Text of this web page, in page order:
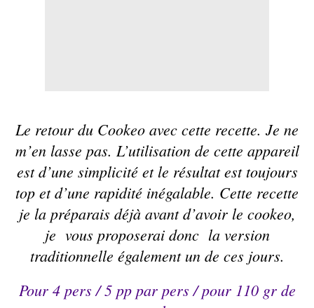
Le retour du Cookeo avec cette recette. Je ne
m’en lasse pas. L’utilisation de cette appareil
est d’une simplicité et le résultat est toujours
top et d’une rapidité inégalable. Cette recette
je la préparais déjà avant d’avoir le cookeo,
je vous proposerai donc la version
traditionnelle également un de ces jours.
Pour 4 pers /5 pppar pers / pour 110 gr de